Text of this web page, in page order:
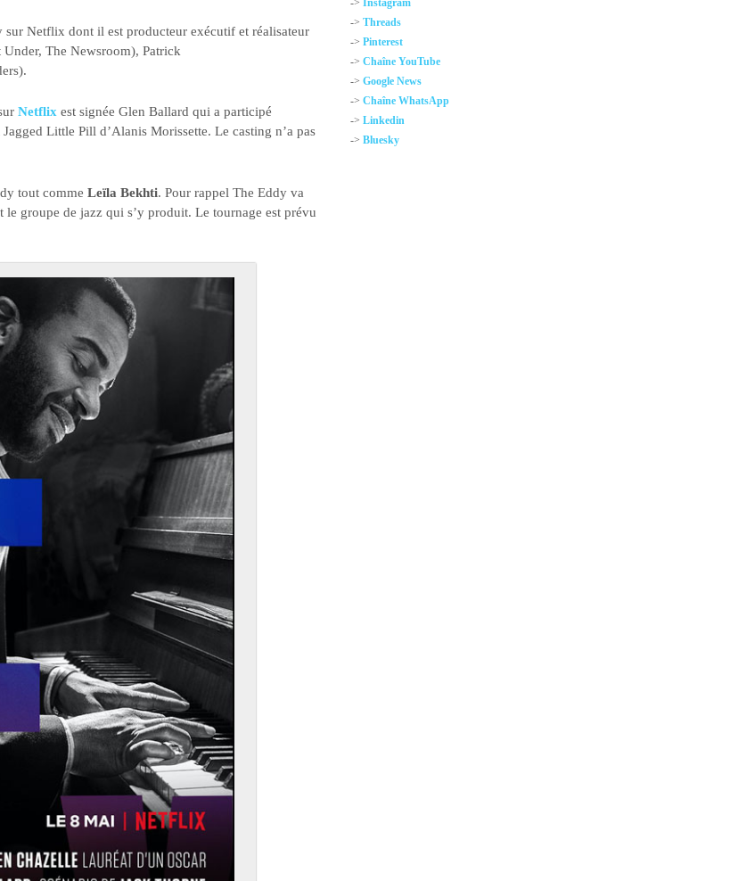
sur Netflix dont il est producteur exécutif et réalisateur
The Newsroom), Patrick
Netflix est signée Glen Ballard qui a participé
Little Pill d’Alanis Morissette. Le casting n’a pas
tout comme Leïla Bekhti. Pour rappel The Eddy va
le groupe de jazz qui s’y produit. Le tournage est prévu
->Threads
->Pinterest
->Chaîne YouTube
->Google News
->Chaîne WhatsApp
->Linkedin
->Bluesky